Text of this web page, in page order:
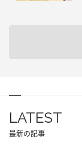
LATEST
最新の記事